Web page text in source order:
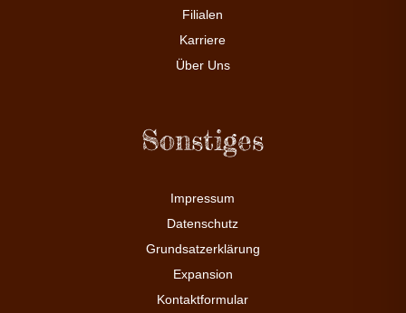
Filialen
Karriere
Über Uns
Sonstiges
Impressum
Datenschutz
Grundsatzerklärung
Expansion
Kontaktformular